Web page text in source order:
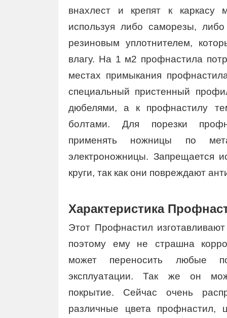
внахлест и крепят к каркасу
используя либо саморезы,
резиновым уплотнителем,
влагу. На 1 м2 профнастила
местах примыкания
специальный пристенный
дюбелями, а к профнастилу
болтами. Для порезки
применять ножницы по
электроножницы. Запрещается
круги, так как они повреждают
Характеристика
Этот Профнастил
поэтому ему не страшна
может переносить любые
эксплуатации. Так же он
покрытие. Сейчас очень
различные цвета профнастил,